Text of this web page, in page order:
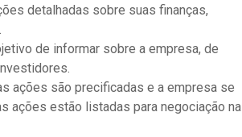
detalhadas sobre suas finanças,
de informar sobre a empresa, de
ações são precificadas e a empresa se
ações estão listadas para negociação na